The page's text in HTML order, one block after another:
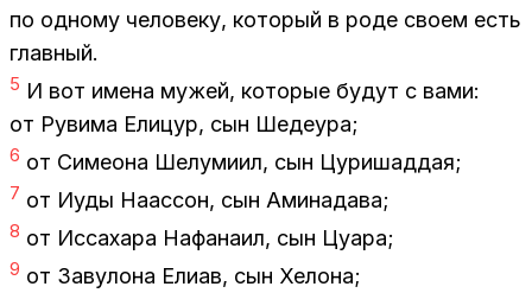
по од­но­му че­ло­ве­ку, ко­то­рый в роде сво­ем есть
глав­ный.
5 И вот име­на му­жей, ко­то­рые бу­дут с вами:
от Ру­ви­ма Ели­цур, сын Ше­де­ура;
6 от Си­мео­на Ше­лу­ми­ил, сын Цу­ри­шад­дая;
7 от Иуды На­ас­сон, сын Ами­на­да­ва;
8 от Ис­са­ха­ра На­фа­наил, сын Цу­а­ра;
9 от За­ву­ло­на Елиав, сын Хе­ло­на;